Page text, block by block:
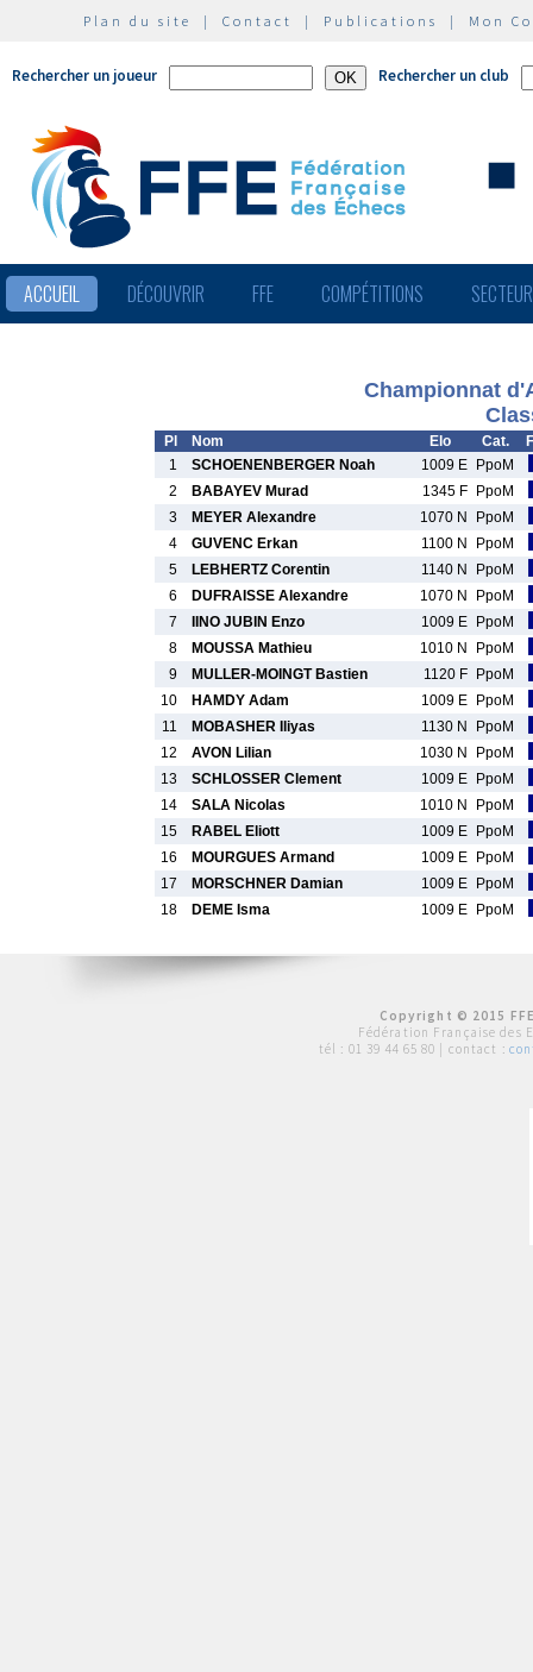
Plan du site | Contact | Publications | Mon
Rechercher un joueur Rechercher un club
ACCUEIL DÉCOUVRIR FFE COMPÉTITIONS
Championnat
Pl Nom Elo Cat.
1
SCHOENENBERGER Noah 1009 E
PpoM
2
BABAYEV Murad 1345 F
PpoM
3
MEYER Alexandre 1070 N
PpoM
4
GUVENC Erkan 1100 N
PpoM
5
LEBHERTZ Corentin 1140 N
PpoM
6
DUFRAISSE Alexandre 1070 N
PpoM
7
IINO JUBIN Enzo 1009 E
PpoM
8
MOUSSA Mathieu 1010 N
PpoM
9
MULLER-MOINGT Bastien 1120 F
PpoM
10
HAMDY Adam 1009 E
PpoM
11
MOBASHER Iliyas 1130 N
PpoM
12
AVON Lilian 1030 N
PpoM
13
SCHLOSSER Clement 1009 E
PpoM
14
SALA Nicolas 1010 N
PpoM
15
RABEL Eliott 1009 E
PpoM
16
MOURGUES Armand 1009 E
PpoM
17
MORSCHNER Damian 1009 E
PpoM
18
DEME Isma 1009 E PpoM
Copyright © 2015
Fédération Française des
tél : 01 39 44 65 80 | contact :